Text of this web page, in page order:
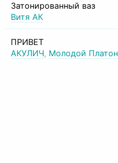
Затонированный ваз
Витя АК
ПРИВЕТ
АКУЛИЧ, Молодой Платон